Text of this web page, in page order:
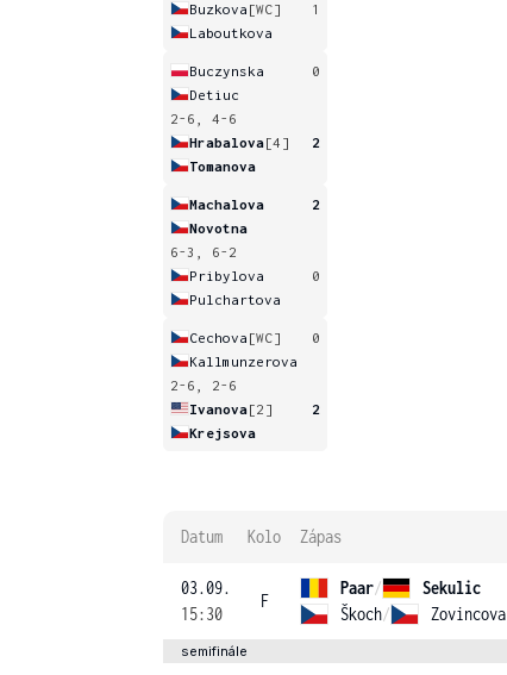
Buzkova [WC]
1
Laboutkova
Buczynska
0
Detiuc
2-6, 4-6
Hrabalova[4]
2
Tomanova
Machalova
2
Novotna
6-3, 6-2
Pribylova
0
Pulchartova
Cechova [WC]
0
Kallmunzerova
2-6, 2-6
Ivanova[2]
2
Krejsova
Datum Kolo Zápas
03.09.
15:30
F
Paar/
Sekulic
Škoch/ Zovincova
semifinále